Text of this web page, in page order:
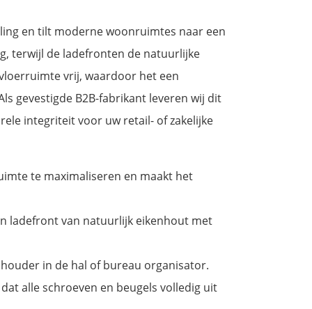
en tilt moderne woonruimtes naar een
terwijl de ladefronten de natuurlijke
vrij, waardoor het een
gevestigde B2B-fabrikant leveren wij dit
integriteit voor uw retail- of zakelijke
te maximaliseren en maakt het
ladefront van natuurlijk eikenhout met
in de hal of bureau organisator.
alle schroeven en beugels volledig uit